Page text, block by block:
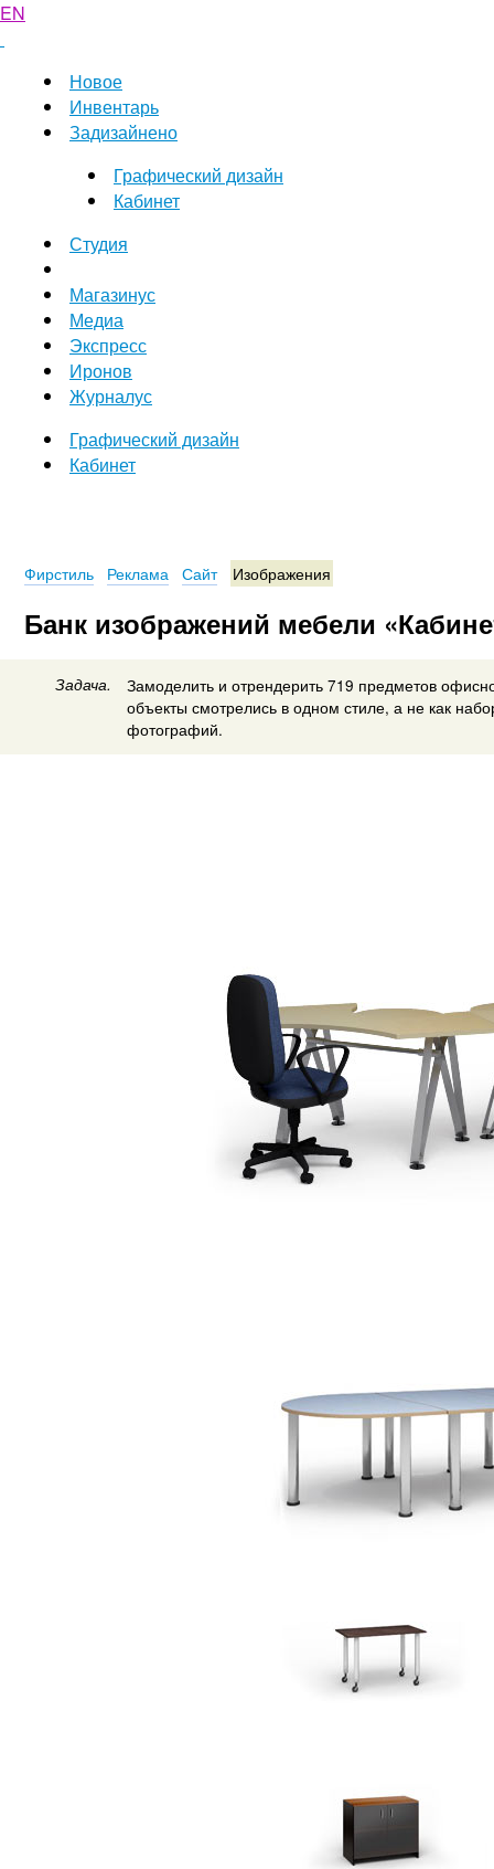
EN
Новое
Инвентарь
Задизайнено
Графический дизайн
Кабинет
Студия
Магазинус
Медиа
Экспресс
Иронов
Журналус
Графический дизайн
Кабинет
Фирстиль Реклама Сайт Изображения
Банк изображений мебели
Задача.
Замоделить и отрендерить 719 предметов
объекты смотрелись в одном стиле, а не как
фотографий.